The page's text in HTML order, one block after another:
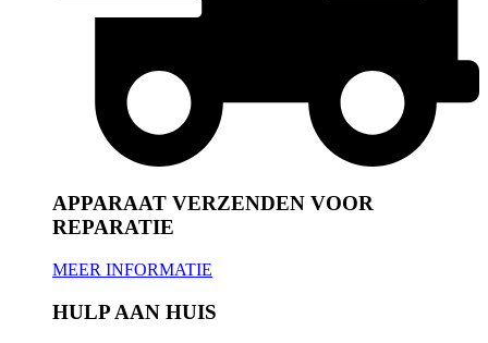
APPARAAT VERZENDEN VOOR
REPARATIE
MEER INFORMATIE
HULP AAN HUIS